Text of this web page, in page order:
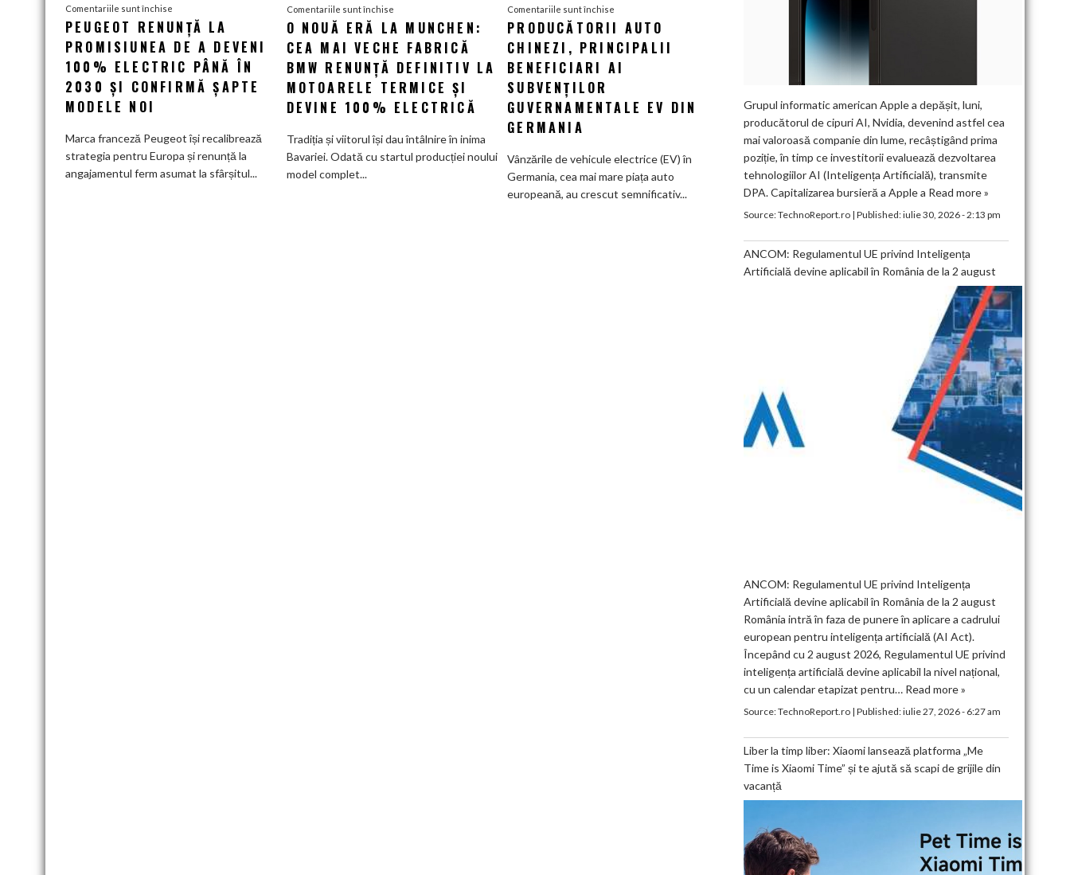
Comentariile sunt închise
Peugeot
renunță
la
promisiunea
de
electric
PEUGEOT RENUNȚĂ LA
PROMISIUNEA DE A DEVENI
100% ELECTRIC PÂNĂ ÎN
2030 ȘI CONFIRMĂ ȘAPTE
MODELE NOI
Marca franceză Peugeot își recalibrează
strategia pentru Europa și renunță la
angajamentul ferm asumat la sfârșitul...
Comentariile sunt închisepentru
O
nouă
eră
Munchen:
Cea
fabrică
O NOUĂ ERĂ LA MUNCHEN:
CEA MAI VECHE FABRICĂ
BMW RENUNȚĂ DEFINITIV LA
MOTOARELE TERMICE ȘI
DEVINE 100% ELECTRICĂ
Tradiția și viitorul își dau întâlnire în inima
Bavariei. Odată cu startul producției noului
model complet...
Comentariile sunt închise
Producătorii
auto
chinezi,
ai
EV
din
Germania
PRODUCĂTORII AUTO
CHINEZI, PRINCIPALII
BENEFICIARI AI
SUBVENȚILOR
GUVERNAMENTALE EV DIN
GERMANIA
Vânzările de vehicule electrice (EV) în
Germania, cea mai mare piața auto
europeană, au crescut semnificativ...
Grupul informatic american Apple a depășit, luni,
producătorul de cipuri AI, Nvidia, devenind astfel cea
mai valoroasă companie din lume, recâștigând prima
poziție, în timp ce investitorii evaluează dezvoltarea
tehnologiilor AI (Inteligența Artificială), transmite
DPA. Capitalizarea bursieră a Apple a Read more »
Source:TechnoReport.ro| Published:iulie 30, 2026 - 2:13 pm
ANCOM: Regulamentul UE privind Inteligența
Artificială devine aplicabil în România de la 2 august
ANCOM: Regulamentul UE privind Inteligența
Artificială devine aplicabil în România de la 2 august
România intră în faza de punere în aplicare a cadrului
european pentru inteligența artificială (AI Act).
Începând cu 2 august 2026, Regulamentul UE privind
inteligența artificială devine aplicabil la nivel național,
cu un calendar etapizat pentru… Read more »
Source:TechnoReport.ro| Published:iulie 27, 2026 - 6:27 am
Liber la timp liber: Xiaomi lansează platforma „Me
Time is Xiaomi Time” și te ajută să scapi de grijile din
vacanță